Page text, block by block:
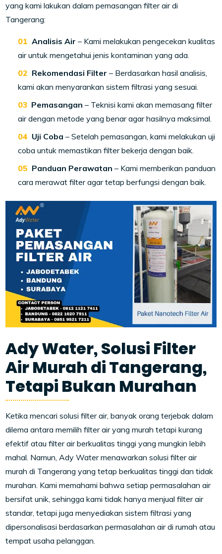
yang kami lakukan dalam pemasangan filter air di
Tangerang:
Analisis Air – Kami melakukan pengecekan kualitas
air untuk mengetahui jenis kontaminan yang ada.
Rekomendasi Filter – Berdasarkan hasil analisis,
kami akan menyarankan sistem filtrasi yang sesuai.
Pemasangan – Teknisi kami akan memasang filter
air dengan metode yang benar agar hasilnya maksimal.
Uji Coba – Setelah pemasangan, kami melakukan uji
coba untuk memastikan filter bekerja dengan baik.
Panduan Perawatan – Kami memberikan panduan
cara merawat filter agar tetap berfungsi dengan baik.
Ady Water, Solusi Filter
Air Murah di Tangerang,
Tetapi Bukan Murahan
Ketika mencari solusi filter air, banyak orang terjebak dalam
dilema antara memilih filter air yang murah tetapi kurang
efektif atau filter air berkualitas tinggi yang mungkin lebih
mahal. Namun, Ady Water menawarkan solusi filter air
murah di Tangerang yang tetap berkualitas tinggi dan tidak
murahan. Kami memahami bahwa setiap permasalahan air
bersifat unik, sehingga kami tidak hanya menjual filter air
standar, tetapi juga menyediakan sistem filtrasi yang
dipersonalisasi berdasarkan permasalahan air di rumah atau
tempat usaha pelanggan.